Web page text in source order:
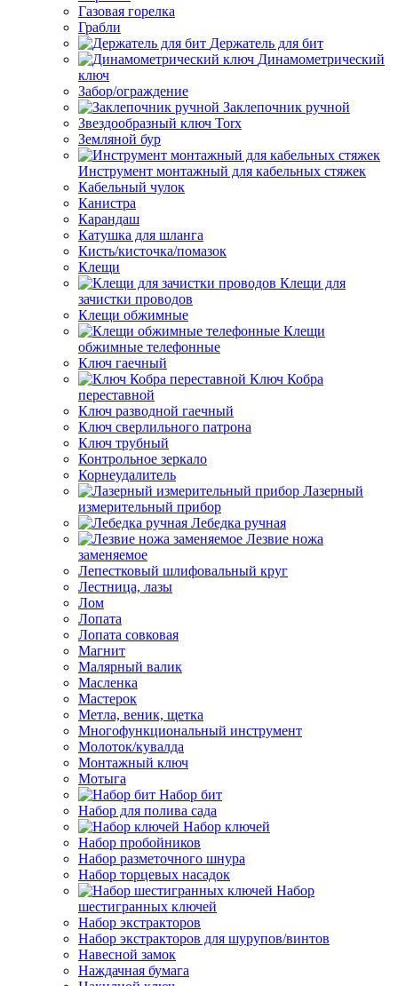
Газовая горелка
Грабли
Держатель для бит
Динамометрический
ключ
Забор/ограждение
Заклепочник ручной
Звездообразный ключ Torx
Земляной бур
Инструмент монтажный для кабельных стяжек
Кабельный чулок
Канистра
Карандаш
Катушка для шланга
Кисть/кисточка/помазок
Клещи
Клещи для
зачистки проводов
Клещи обжимные
Клещи
обжимные телефонные
Ключ гаечный
Ключ Кобра
переставной
Ключ разводной гаечный
Ключ сверлильного патрона
Ключ трубный
Контрольное зеркало
Корнеудалитель
Лазерный
измерительный прибор
Лебедка ручная
Лезвие ножа
заменяемое
Лепестковый шлифовальный круг
Лестница, лазы
Лом
Лопата
Лопата совковая
Магнит
Малярный валик
Масленка
Мастерок
Метла, веник, щетка
Многофункциональный инструмент
Молоток/кувалда
Монтажный ключ
Мотыга
Набор бит
Набор для полива сада
Набор ключей
Набор пробойников
Набор разметочного шнура
Набор торцевых насадок
Набор
шестигранных ключей
Набор экстракторов
Набор экстракторов для шурупов/винтов
Навесной замок
Наждачная бумага